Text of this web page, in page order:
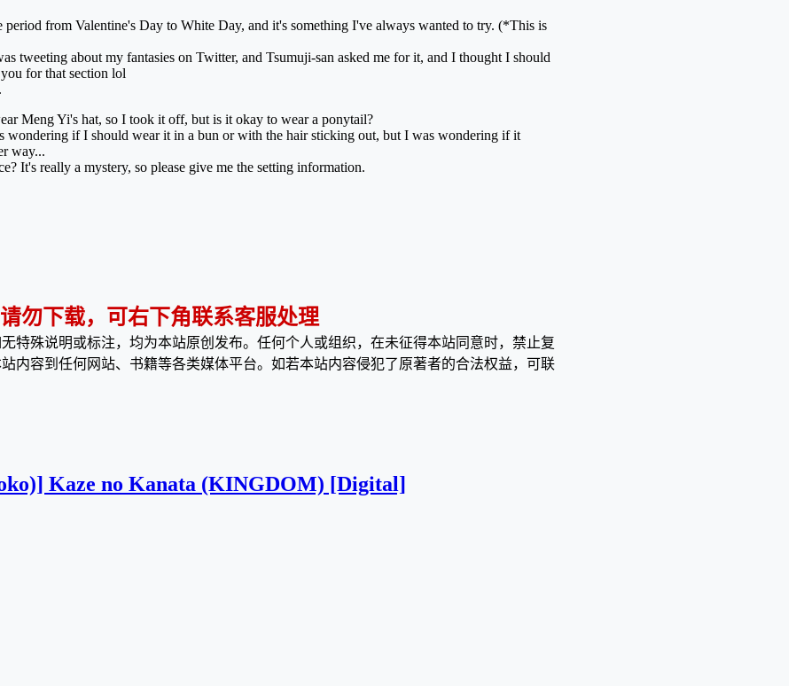
from Valentine's Day to White Day, and it's something I've always wanted to try. (*This is
tweeting about my fantasies on Twitter, and Tsumuji-san asked me for it, and I thought I should
for that section lol
Meng Yi's hat, so I took it off, but is it okay to wear a ponytail?
wondering if I should wear it in a bun or with the hair sticking out, but I was wondering if it
way...
It's really a mystery, so please give me the setting information.
勿下载，可右下角联系客服处理
特殊说明或标注，均为本站原创发布。任何个人或组织，在未征得本站同意时，禁止复
内容到任何网站、书籍等各类媒体平台。如若本站内容侵犯了原著者的合法权益，可联
Kaze no Kanata (KINGDOM) [Digital]